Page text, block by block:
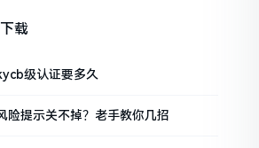
载
级认证要多久
险提示关不掉？老手教你几招